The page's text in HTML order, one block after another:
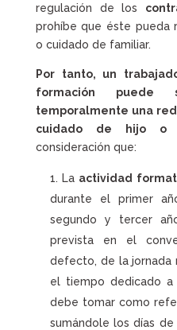
regulación de los
prohíbe que éste pueda
o cuidado de familiar.
Por tanto, un
formación puede
temporalmente una
cuidado de hijo o
consideración que:
La actividad
durante el primer
segundo y tercer
prevista en el
defecto, de la jornada
el tiempo dedicado
debe tomar como
sumándole los días